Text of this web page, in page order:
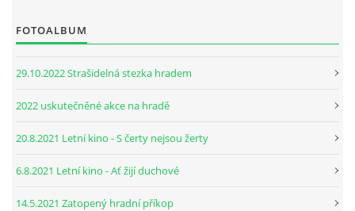
FOTOALBUM
29.10.2022 Strašidelná stezka hradem
2022 uskutečněné akce na hradě
20.8.2021 Letní kino - S čerty nejsou žerty
6.8.2021 Letní kino - Ať žijí duchové
14.5.2021 Zatopený hradní příkop